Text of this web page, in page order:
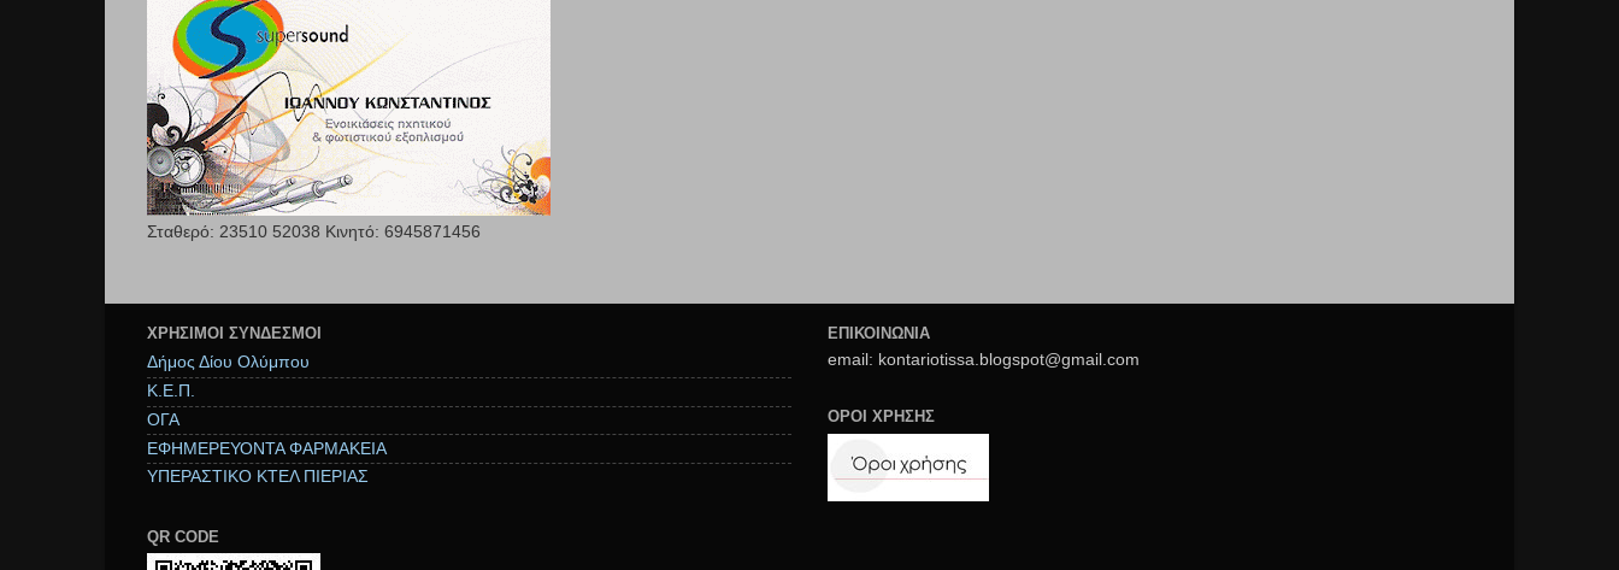
Σταθερό: 23510 52038 Κινητό: 6945871456
ΧΡΉΣΙΜΟΙ ΣΥΝΔΕΣΜΟΙ
Δήμος Δίου Ολύμπου
Κ.Ε.Π.
ΟΓΑ
ΕΦΗΜΕΡΕΥΟΝΤΑ ΦΑΡΜΑΚΕΙΑ
ΥΠΕΡΑΣΤΙΚΟ ΚΤΕΛ ΠΙΕΡΙΑΣ
QR CODE
ΕΠΙΚΟΙΝΩΝΙΑ
email: kontariotissa.blogspot@gmail.com
ΟΡΟΙ ΧΡΗΣΗΣ